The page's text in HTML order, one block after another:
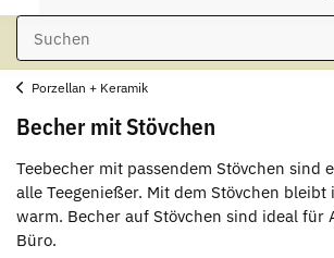
Porzellan + Keramik
Becher mit Stövchen
Teebecher mit passendem Stövchen sind
alle Teegenießer. Mit dem Stövchen bleibt
warm. Becher auf Stövchen sind ideal für
Büro.